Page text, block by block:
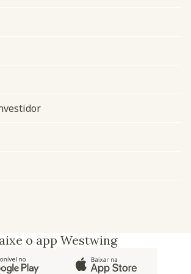
o app Westwing